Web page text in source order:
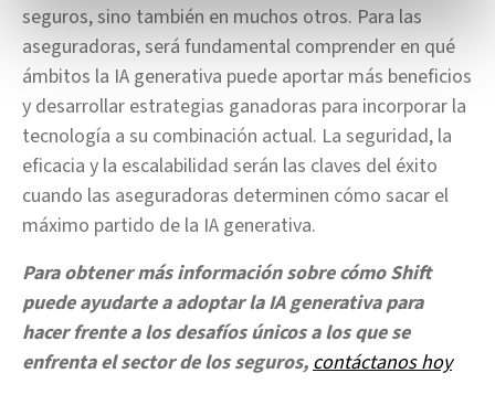
seguros, sino también en muchos otros. Para las
aseguradoras, será fundamental comprender en qué
ámbitos la IA generativa puede aportar más beneficios
y desarrollar estrategias ganadoras para incorporar la
tecnología a su combinación actual. La seguridad, la
eficacia y la escalabilidad serán las claves del éxito
cuando las aseguradoras determinen cómo sacar el
máximo partido de la IA generativa.
Para obtener más información sobre cómo Shift
puede ayudarte a adoptar la IA generativa para
hacer frente a los desafíos únicos a los que se
enfrenta el sector de los seguros,contáctanos hoy